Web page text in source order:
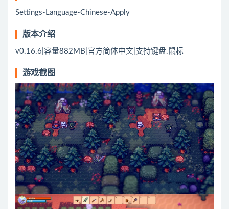
Settings-Language-Chinese-Apply
版本介绍
v0.16.6|容量882MB|官方简体中文|支持键盘.鼠标
游戏截图